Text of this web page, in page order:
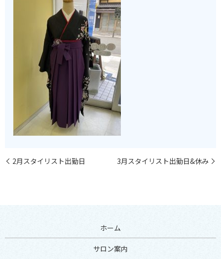
2月スタイリスト出勤日 3月スタイリスト出勤日&休み
ホーム
サロン案内